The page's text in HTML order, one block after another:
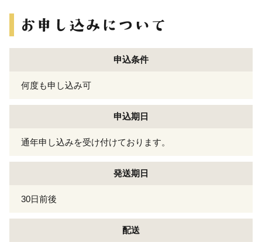
申込条件
何度も申し込み可
申込期日
通年申し込みを受け付けております。
発送期日
30日前後
配送